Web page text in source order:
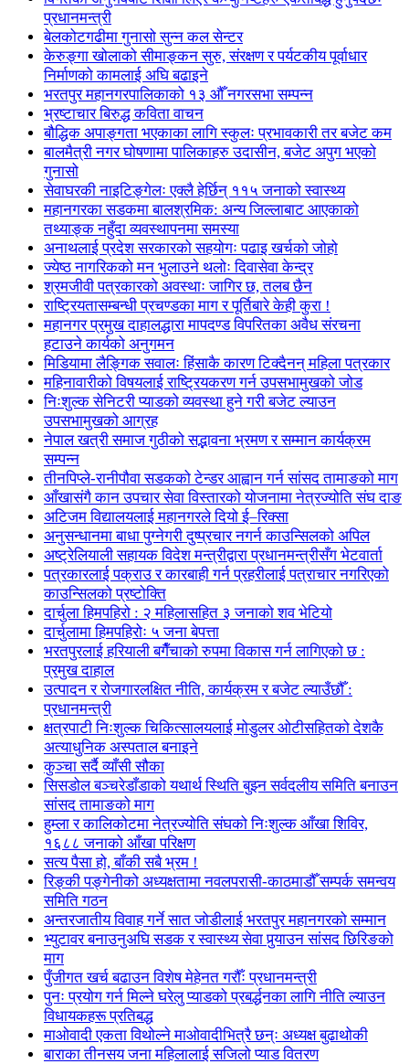
प्रधानमन्त्री
बेलकोटगढीमा गुनासो सुन्न कल सेन्टर
केरुङ्गा खोलाको सीमाङ्कन सुरु, संरक्षण र पर्यटकीय पूर्वाधार
निर्माणको कामलाई अघि बढाइने
भरतपुर महानगरपालिकाको १३ औँ नगरसभा सम्पन्न
भ्रष्टाचार बिरुद्ध कविता वाचन
बौद्धिक अपाङ्गता भएकाका लागि स्कुलः प्रभावकारी तर बजेट कम
बालमैत्री नगर घोषणामा पालिकाहरु उदासीन, बजेट अपुग भएको
गुनासो
सेवाघरकी नाइटिङ्गेलः एक्लै हेर्छिन् ११५ जनाको स्वास्थ्य
महानगरका सडकमा बालश्रमिक: अन्य जिल्लाबाट आएकाको
तथ्याङ्क नहुँदा व्यवस्थापनमा समस्या
अनाथलाई प्रदेश सरकारको सहयोगः पढाइ खर्चको जोहो
ज्येष्ठ नागरिकको मन भुलाउने थलोः दिवासेवा केन्द्र
श्रमजीवी पत्रकारको अवस्थाः जागिर छ, तलब छैन
राष्ट्रियतासम्बन्धी प्रचण्डका माग र पूर्तिबारे केही कुरा !
महानगर प्रमुख दाहालद्धारा मापदण्ड विपरितका अवैध संरचना
हटाउने कार्यको अनुगमन
मिडियामा लैङ्गिक सवालः हिंसाकै कारण टिक्दैनन् महिला पत्रकार
महिनावारीको विषयलाई राष्ट्रियकरण गर्न उपसभामुखको जोड
निःशुल्क सेनिटरी प्याडको व्यवस्था हुने गरी बजेट ल्याउन
उपसभामुखको आग्रह
नेपाल खत्री समाज गुठीको सद्भावना भ्रमण र सम्मान कार्यक्रम
सम्पन्न
तीनपिप्ले-रानीपौवा सडकको टेन्डर आह्वान गर्न सांसद तामाङको माग
आँखासंगै कान उपचार सेवा विस्तारको योजनामा नेत्रज्योति संघ दाङ
अटिजम विद्यालयलाई महानगरले दियो ई–रिक्सा
अनुसन्धानमा बाधा पुग्नेगरी दुष्प्रचार नगर्न काउन्सिलको अपिल
अष्ट्रेलियाली सहायक विदेश मन्त्रीद्वारा प्रधानमन्त्रीसँग भेटवार्ता
पत्रकारलाई पक्राउ र कारबाही गर्न प्रहरीलाई पत्राचार नगरिएको
काउन्सिलको प्रष्टोक्ति
दार्चुला हिमपहिरो : २ महिलासहित ३ जनाको शव भेटियो
दार्चुलामा हिमपहिरोः ५ जना बेपत्ता
भरतपुरलाई हरियाली बगैँचाको रुपमा विकास गर्न लागिएको छ :
प्रमुख दाहाल
उत्पादन र रोजगारलक्षित नीति, कार्यक्रम र बजेट ल्याउँछौँ :
प्रधानमन्त्री
क्षत्रपाटी निःशुल्क चिकित्सालयलाई मोडुलर ओटीसहितको देशकै
अत्याधुनिक अस्पताल बनाइने
कुञ्चा सर्दै व्याँसी सौका
सिसडोल बञ्चरेडाँडाको यथार्थ स्थिति बुझ्न सर्वदलीय समिति बनाउन
सांसद तामाङको माग
हुम्ला र कालिकोटमा नेत्रज्योति संघको निःशुल्क आँखा शिविर,
१६८८ जनाको आँखा परिक्षण
सत्य पैसा हो, बाँकी सबै भ्रम !
रिङ्की पङ्गेनीको अध्यक्षतामा नवलपरासी-काठमाडौँ सम्पर्क समन्वय
समिति गठन
अन्तरजातीय विवाह गर्ने सात जोडीलाई भरतपुर महानगरको सम्मान
भ्युटावर बनाउनुअघि सडक र स्वास्थ्य सेवा पुर्‍याउन सांसद छिरिङको
माग
पुँजीगत खर्च बढाउन विशेष मेहेनत गरौँः प्रधानमन्त्री
पुनः प्रयोग गर्न मिल्ने घरेलु प्याडको प्रबर्द्धनका लागि नीति ल्याउन
विधायकहरू प्रतिबद्ध
माओवादी एकता विथोल्ने माओवादीभित्रै छन्ः अध्यक्ष बुढाथोकी
बाराका तीनसय जना महिलालाई सजिलो प्याड वितरण